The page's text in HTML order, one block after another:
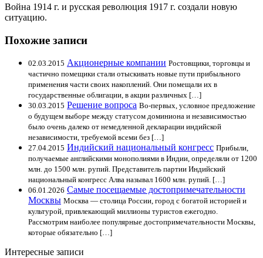
Война 1914 г. и русская революция 1917 г. создали новую
ситуацию.
Похожие записи
02.03.2015 Акционерные компании Ростовщики, торговцы и
частично помещики стали отыскивать новые пути прибыльного
применения части своих накоплений. Они помещали их в
государственные облигации, в акции различных […]
30.03.2015 Решение вопроса Во-первых, условное предложение
о будущем выборе между статусом доминиона и независимостью
было очень далеко от немедленной декларации индийской
независимости, требуемой всеми без […]
27.04.2015 Индийский национальный конгресс Прибыли,
получаемые английскими монополиями в Индии, определяли от 1200
млн. до 1500 млн. рупий. Представитель партии Индийский
национальный конгресс Алва называл 1600 млн. рупий. […]
06.01.2026 Самые посещаемые достопримечательности
Москвы Москва — столица России, город с богатой историей и
культурой, привлекающий миллионы туристов ежегодно.
Рассмотрим наиболее популярные достопримечательности Москвы,
которые обязательно […]
Интересные записи